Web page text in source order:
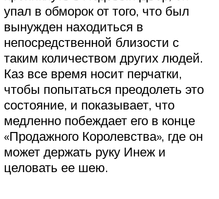
упал в обморок от того, что был
вынужден находиться в
непосредственной близости с
таким количеством других людей.
Каз все время носит перчатки,
чтобы попытаться преодолеть это
состояние, и показывает, что
медленно побеждает его в конце
«Продажного Королевства», где он
может держать руку Инеж и
целовать ее шею.